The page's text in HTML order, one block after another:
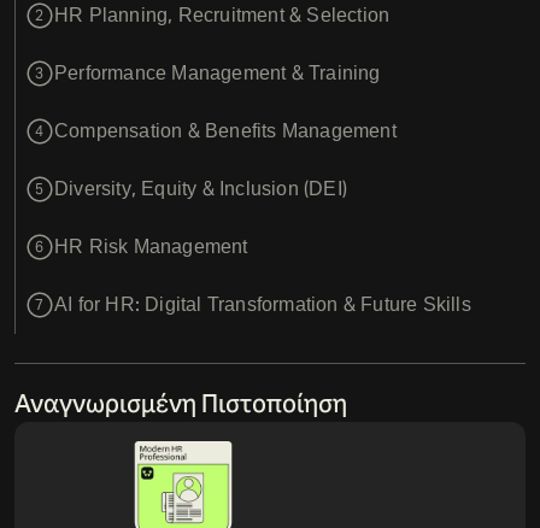
2 HR Planning, Recruitment & Selection
3 Performance Management & Training
4 Compensation & Benefits Management
5 Diversity, Equity & Inclusion (DEI)
6 HR Risk Management
7 AI for HR: Digital Transformation & Future Skills
Αναγνωρισμένη Πιστοποίηση